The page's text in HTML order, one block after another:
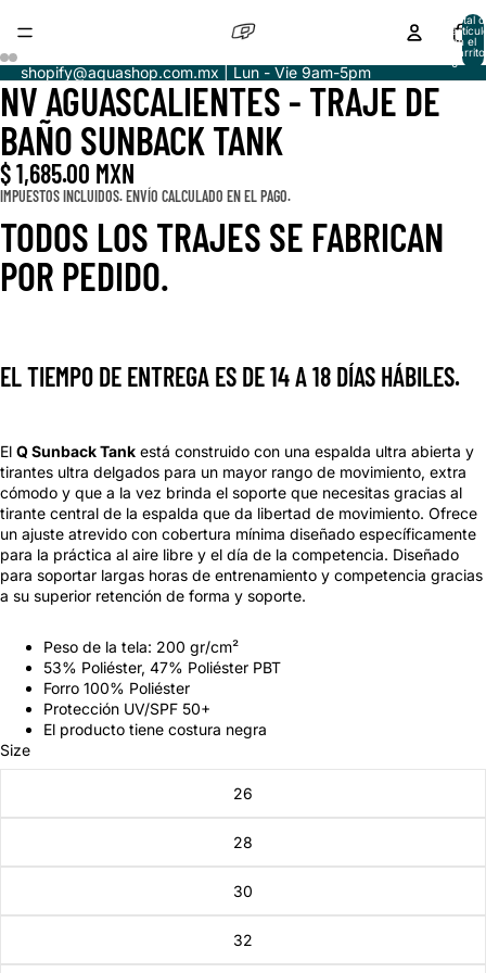
Total
en el
0
shopify@aquashop.com.mx | Lun - Vie 9am-5pm
ABRIR
IMAGEN
A
PANTALLA
COMPLETA
ABRIR
IMAGEN
A
PANTALLA
COMPLETA
ABRIR
IMAGEN
A
PANTALLA
COMPLETA
ABRIR
IMAGEN
A
PANTALLA
COMPLETA
NV AGUASCALIENTES - TRAJE DE
BAÑO SUNBACK TANK
$ 1,685.00 MXN
IMPUESTOS INCLUIDOS. ENVÍO CALCULADO EN EL PAGO.
TODOS LOS TRAJES SE FABRICAN
POR PEDIDO.
EL TIEMPO DE ENTREGA ES DE 14 A 18 DÍAS HÁBILES.
El Q Sunback Tank está construido con una espalda ultra abierta y
tirantes ultra delgados para un mayor rango de movimiento, extra
cómodo y que a la vez brinda el soporte que necesitas gracias al
tirante central de la espalda que da libertad de movimiento. Ofrece
un ajuste atrevido con cobertura mínima diseñado específicamente
para la práctica al aire libre y el día de la competencia. Diseñado
para soportar largas horas de entrenamiento y competencia gracias
a su superior retención de forma y soporte.
Peso de la tela: 200 gr/cm²
53% Poliéster, 47% Poliéster PBT
Forro 100% Poliéster
Protección UV/SPF 50+
El producto tiene costura negra
Size
26
28
30
32